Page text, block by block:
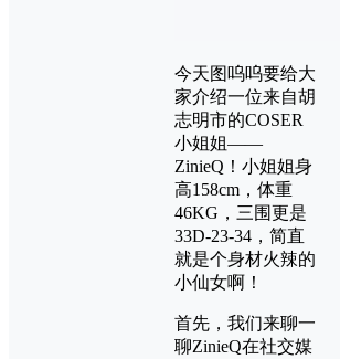
今天图呜呜要给大
家介绍一位来自胡
志明市的COSER
小姐姐——
ZinieQ！小姐姐身
高158cm，体重
46KG，三围更是
33D-23-34，简直
就是个身材火辣的
小仙女啊！
首先，我们来聊一
聊ZinieQ在社交媒